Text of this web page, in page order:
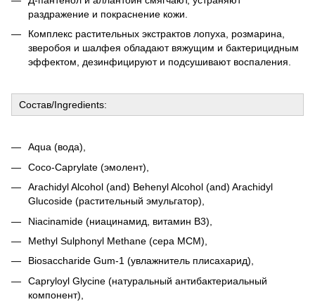
раздражение и покраснение кожи.
Комплекс растительных экстрактов лопуха, розмарина,
зверобоя и шалфея обладают вяжущим и бактерицидным
эффектом, дезинфицируют и подсушивают воспаления.
Состав/Ingredients:
Aqua (вода),
Coco-Caprylate (эмолент),
Arachidyl Alcohol (and) Behenyl Alcohol (and) Arachidyl
Glucoside (растительный эмульгатор),
Niacinamide (ниацинамид, витамин В3),
Methyl Sulphonyl Methane (сера МСМ),
Biosaccharide Gum-1 (увлажнитель плисахарид),
Capryloyl Glycine (натуральный антибактериальный
компонент),